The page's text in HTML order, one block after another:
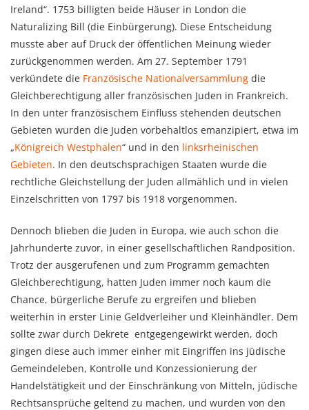
Ireland“. 1753 billigten beide Häuser in London die
Naturalizing Bill (die Einbürgerung). Diese Entscheidung
musste aber auf Druck der öffentlichen Meinung wieder
zurückgenommen werden. Am 27. September 1791
verkündete die Französische Nationalversammlung die
Gleichberechtigung aller französischen Juden in Frankreich.
In den unter französischem Einfluss stehenden deutschen
Gebieten wurden die Juden vorbehaltlos emanzipiert, etwa im
„Königreich Westphalen“ und in den linksrheinischen
Gebieten. In den deutschsprachigen Staaten wurde die
rechtliche Gleichstellung der Juden allmählich und in vielen
Einzelschritten von 1797 bis 1918 vorgenommen.
Dennoch blieben die Juden in Europa, wie auch schon die
Jahrhunderte zuvor, in einer gesellschaftlichen Randposition.
Trotz der ausgerufenen und zum Programm gemachten
Gleichberechtigung, hatten Juden immer noch kaum die
Chance, bürgerliche Berufe zu ergreifen und blieben
weiterhin in erster Linie Geldverleiher und Kleinhändler. Dem
sollte zwar durch Dekrete entgegengewirkt werden, doch
gingen diese auch immer einher mit Eingriffen ins jüdische
Gemeindeleben, Kontrolle und Konzessionierung der
Handelstätigkeit und der Einschränkung von Mitteln, jüdische
Rechtsansprüche geltend zu machen, und wurden von den